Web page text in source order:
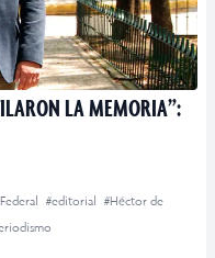
LA MEMORIA”:
#editorial #Héctor de